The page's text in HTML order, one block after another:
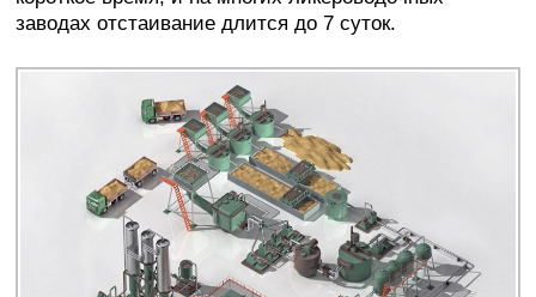
заводах отстаивание длится до 7 суток.